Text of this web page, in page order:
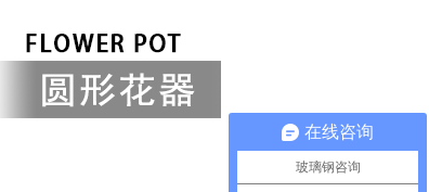
在线咨询
玻璃钢咨询